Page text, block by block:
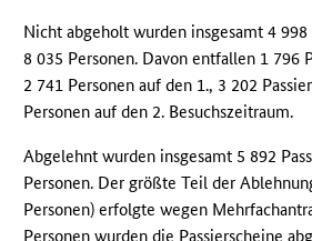
Nicht abgeholt wurden insgesamt 4
8 035 Personen. Davon entfallen 1 796
2 741 Personen auf den 1., 3 202
Personen auf den 2. Besuchszeitraum.
Abgelehnt wurden insgesamt 5 892
Personen. Der größte Teil der
Personen) erfolgte wegen
Personen wurden die Passierscheine